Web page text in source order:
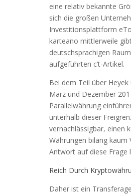
eine relativ bekannte
sich die großen
Investitionsplattform
karteano mittlerweile
deutschsprachigen
aufgeführten c’t-Artikel.
Bei dem Teil über
März und Dezember
Parallelwährung
unterhalb dieser
vernachlässigbar, einen
Währungen bilang kaum
Antwort auf diese Frage
Reich Durch
Daher ist ein